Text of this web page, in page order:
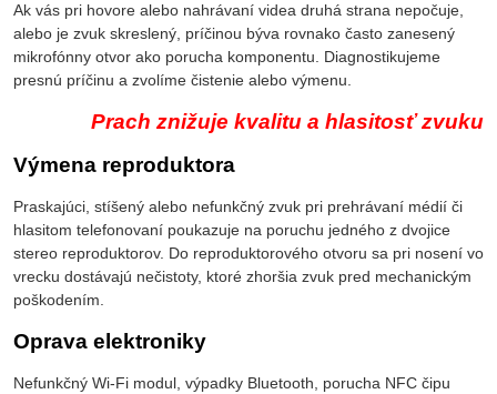
Ak vás pri hovore alebo nahrávaní videa druhá strana nepočuje,
alebo je zvuk skreslený, príčinou býva rovnako často zanesený
mikrofónny otvor ako porucha komponentu. Diagnostikujeme
presnú príčinu a zvolíme čistenie alebo výmenu.
Prach znižuje kvalitu a hlasitosť zvuku
Výmena reproduktora
Praskajúci, stíšený alebo nefunkčný zvuk pri prehrávaní médií či
hlasitom telefonovaní poukazuje na poruchu jedného z dvojice
stereo reproduktorov. Do reproduktorového otvoru sa pri nosení vo
vrecku dostávajú nečistoty, ktoré zhoršia zvuk pred mechanickým
poškodením.
Oprava elektroniky
Nefunkčný Wi-Fi modul, výpadky Bluetooth, porucha NFC čipu